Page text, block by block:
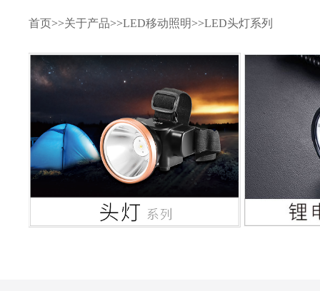
首页>>关于产品>>LED移动照明>>LED头灯系列